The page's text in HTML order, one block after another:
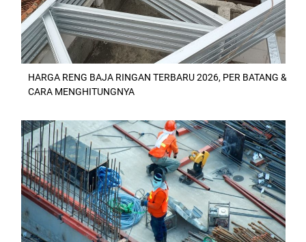
HARGA RENG BAJA RINGAN TERBARU 2026, PER BATANG &
CARA MENGHITUNGNYA